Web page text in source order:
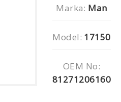
Marka: Man
Model: 17150
OEM No:
81271206160